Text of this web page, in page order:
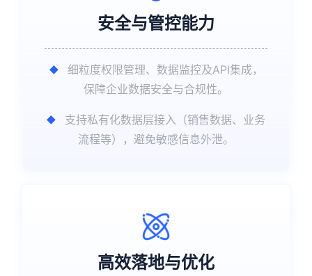
安全与管控能力
细粒度权限管理、数据监控及API集成，
保障企业数据安全与合规性。
支持私有化数据层接入（销售数据、业务
流程等），避免敏感信息外泄。
高效落地与优化